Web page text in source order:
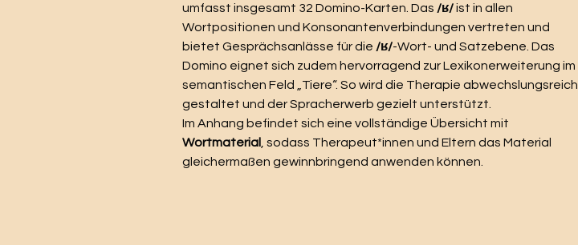
umfasst insgesamt 32 Domino-Karten. Das /ʁ/ist in allen
Wortpositionen und Konsonantenverbindungen vertreten und
bietet Gesprächsanlässe für die /ʁ/-Wort- und Satzebene. Das
Domino eignet sich zudem hervorragend zur Lexikonerweiterung im
semantischen Feld „Tiere“. So wird die Therapie abwechslungsreich
gestaltet und der Spracherwerb gezielt unterstützt.
Im Anhang befindet sich eine vollständige Übersicht mit
Wortmaterial
, sodass Therapeut*innen und Eltern das Material
gleichermaßen gewinnbringend anwenden können.